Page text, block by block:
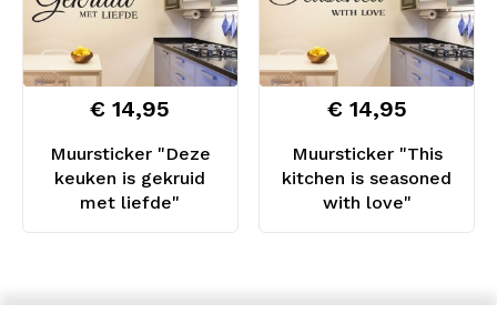
Muursticker "Deze
keuken is gekruid
met liefde"
€ 14,95
Muursticker "This
kitchen is seasoned
with love"
€ 14,95